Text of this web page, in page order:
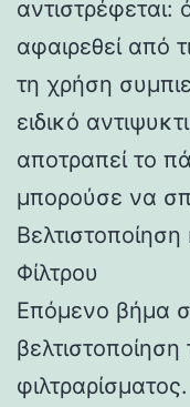
αντιστρέφεται:
αφαιρεθεί από
τη χρήση
ειδικό
αποτραπεί το
μπορούσε να
Φίλτρου
Επόμενο βήμα